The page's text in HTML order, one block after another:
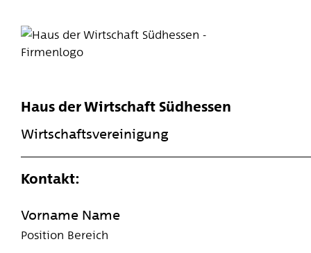
Haus der Wirtschaft Südhessen
Wirtschaftsvereinigung
Kontakt:
Vorname Name
Position Bereich